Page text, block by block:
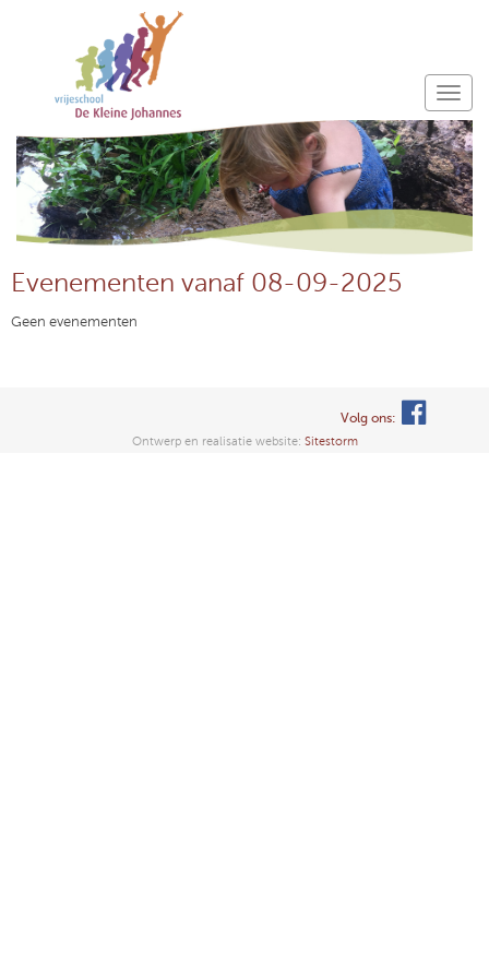
Evenementen vanaf 08-09-2025
Geen evenementen
Volg ons:
Ontwerp en realisatie website: Sitestorm